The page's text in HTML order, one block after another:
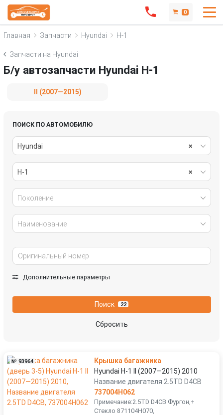
0
Главная Запчасти Hyundai H-1
Запчасти на Hyundai
Б/у автозапчасти Hyundai H-1
II (2007—2015)
ПОИСК ПО АВТОМОБИЛЮ
×
Hyundai
×
H-1
Поколение
Наименование
Дополнительные параметры
Поиск 22
Сбросить
№ 93964
Крышка багажника
Hyundai H-1 II (2007—2015) 2010
Название двигателя 2.5TD D4CB
737004H062
Примечание:2.5TD D4CB Фургон,+
Стекло 871104H070,